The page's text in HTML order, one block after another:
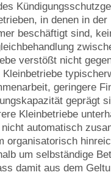
in denen in
beschäftigt sind,
verstößt nicht
geringere
geprägt
Kleinbetriebe
automatisch
organisatorisch
um selbständige
damit aus dem